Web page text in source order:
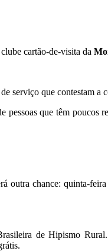
cartão-de-visita da
serviço que contestam
pessoas que têm poucos
outra chance: quinta-
de Hipismo